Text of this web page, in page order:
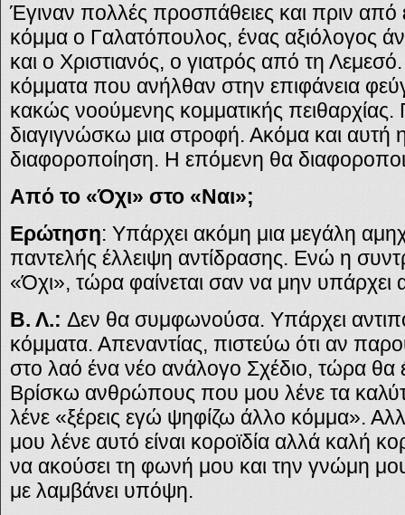
Έγιναν πολλές προσπάθειες και πριν από
κόμμα ο Γαλατόπουλος, ένας αξιόλογος
και ο Χριστιανός, ο γιατρός από τη
κόμματα που ανήλθαν στην επιφάνεια
κακώς νοούμενης κομματικής
διαγιγνώσκω μια στροφή. Ακόμα και αυτή η
διαφοροποίηση. Η επόμενη θα
Από το «Όχι» στο «Ναι»;
Ερώτηση: Υπάρχει ακόμη μια μεγάλη
παντελής έλλειψη αντίδρασης. Ενώ η
«Όχι», τώρα φαίνεται σαν να μην υπάρχει
Β. Λ.: Δεν θα συμφωνούσα. Υπάρχει
κόμματα. Απεναντίας, πιστεύω ότι αν
στο λαό ένα νέο ανάλογο Σχέδιο, τώρα θα
Βρίσκω ανθρώπους που μου λένε τα
λένε «ξέρεις εγώ ψηφίζω άλλο κόμμα».
μου λένε αυτό είναι κοροϊδία αλλά καλή
να ακούσει τη φωνή μου και την γνώμη
με λαμβάνει υπόψη.